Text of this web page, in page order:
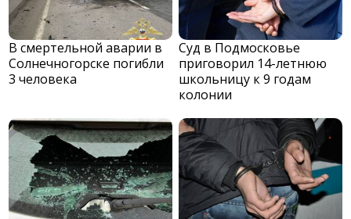
В смертельной аварии в
Солнечногорске погибли
3 человека
Суд в Подмосковье
приговорил 14-летнюю
школьницу к 9 годам
колонии